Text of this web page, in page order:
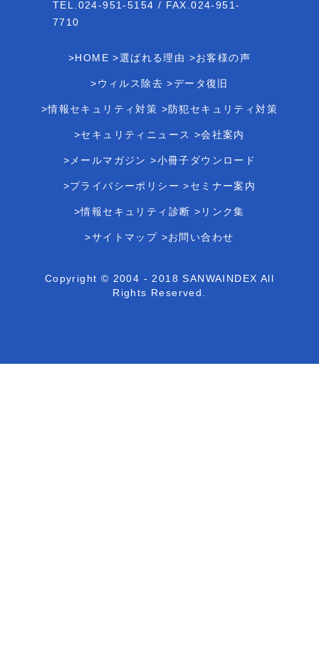
TEL.024-951-5154 / FAX.024-951-
7710
>HOME >選ばれる理由 >お客様の声
>ウィルス除去 >データ復旧
>情報セキュリティ対策 >防犯セキュリティ対策
>セキュリティニュース >会社案内
>メールマガジン >小冊子ダウンロード
>プライバシーポリシー >セミナー案内
>情報セキュリティ診断 >リンク集
>サイトマップ >お問い合わせ
Copyright © 2004 - 2018 SANWAINDEX All
Rights Reserved.